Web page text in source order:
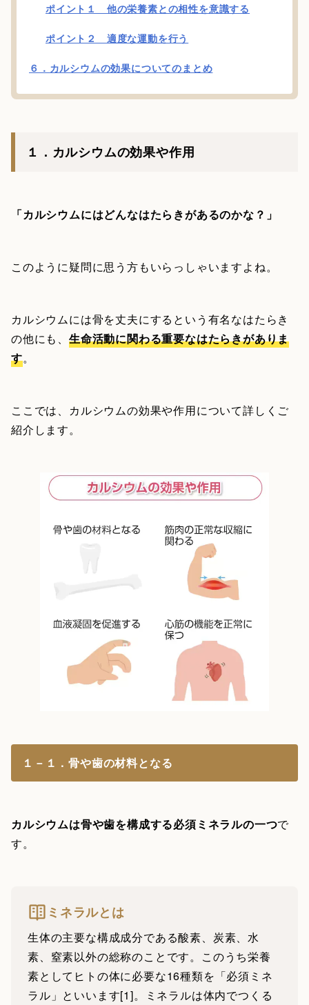
ポイント１ 他の栄養素との相性を意識する
ポイント２ 適度な運動を行う
６．カルシウムの効果についてのまとめ
１．カルシウムの効果や作用
「カルシウムにはどんなはたらきがあるのかな？」
このように疑問に思う方もいらっしゃいますよね。
カルシウムには骨を丈夫にするという有名なはたらき
の他にも、 生命活動に関わる重要なはたらきがありま
す。
ここでは、カルシウムの効果や作用について詳しくご
紹介します。
１－１．骨や歯の材料となる
カルシウムは骨や歯を構成する必須ミネラルの一つで
す。
ミネラルとは
生体の主要な構成成分である酸素、炭素、水
素、窒素以外の総称のことです。このうち栄養
素としてヒトの体に必要な16種類を「必須ミネ
ラル」といいます[1]。ミネラルは体内でつくる